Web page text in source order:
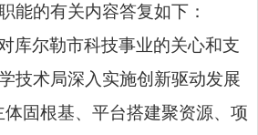
能的有关内容答复如下：
库尔勒市科技事业的关心和支
技术局深入实施创新驱动发展
固根基、平台搭建聚资源、项